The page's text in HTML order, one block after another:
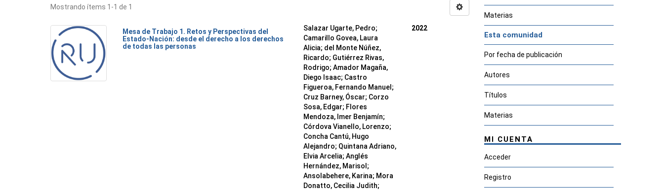
Mostrando ítems 1-1 de 1
Mesa de Trabajo 1. Retos y Perspectivas del
Estado-Nación: desde el derecho a los derechos
de todas las personas
Salazar Ugarte, Pedro;
Camarillo Govea, Laura
Alicia; del Monte Núñez,
Ricardo; Gutiérrez Rivas,
Rodrigo; Amador Magaña,
Diego Isaac; Castro
Figueroa, Fernando Manuel ;
Cruz Barney, Óscar; Corzo
Sosa, Edgar; Flores
Mendoza, Imer Benjamín;
Córdova Vianello, Lorenzo;
Concha Cantú, Hugo
Alejandro; Quintana Adriano,
Elvia Arcelia; Anglés
Hernández, Marisol ;
Ansolabehere, Karina; Mora
Donatto, Cecilia Judith;
2022
Materias
Esta comunidad
Por fecha de publicación
Autores
Títulos
Materias
MI CUENTA
Acceder
Registro